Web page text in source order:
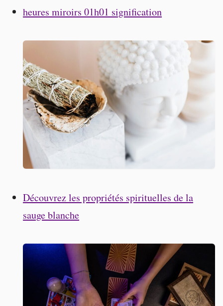
heures miroirs 01h01 signification
Découvrez les propriétés spirituelles de la
sauge blanche